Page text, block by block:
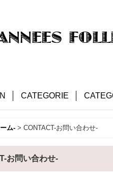
CATEGORIE
ム- > CONTACT-お問い合わせ-
お問い合わせ-